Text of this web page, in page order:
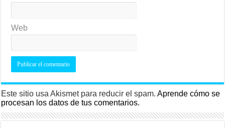
Web
Este sitio usa Akismet para reducir el spam.Aprende cómo se
procesan los datos de tus comentarios.